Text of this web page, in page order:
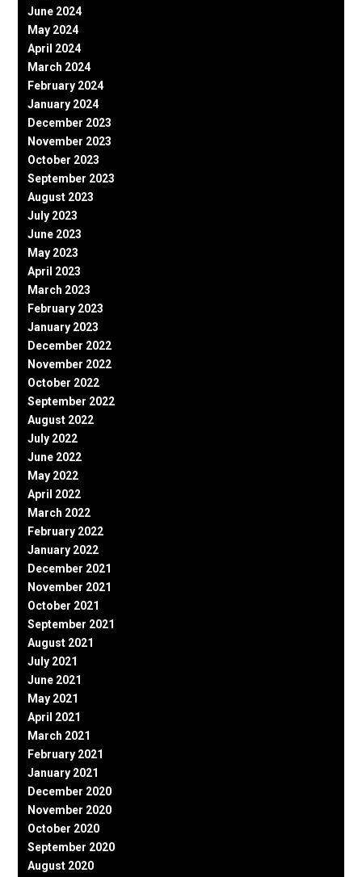
June 2024
May 2024
April 2024
March 2024
February 2024
January 2024
December 2023
November 2023
October 2023
September 2023
August 2023
July 2023
June 2023
May 2023
April 2023
March 2023
February 2023
January 2023
December 2022
November 2022
October 2022
September 2022
August 2022
July 2022
June 2022
May 2022
April 2022
March 2022
February 2022
January 2022
December 2021
November 2021
October 2021
September 2021
August 2021
July 2021
June 2021
May 2021
April 2021
March 2021
February 2021
January 2021
December 2020
November 2020
October 2020
September 2020
August 2020